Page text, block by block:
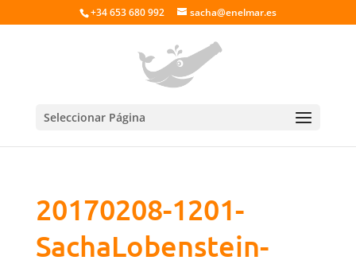
+34 653 680 992 sacha@enelmar.es
Seleccionar Página
20170208-1201-
SachaLobenstein-